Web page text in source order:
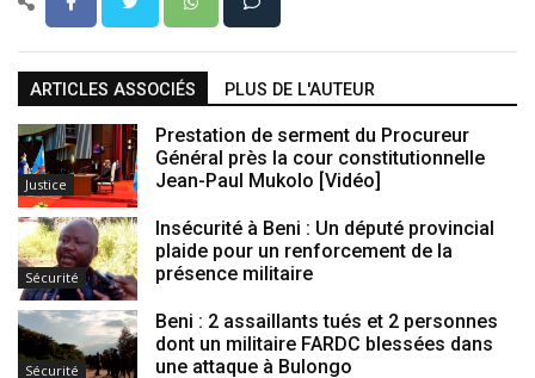
ARTICLES ASSOCIÉS PLUS DE L'AUTEUR
Justice
Prestation de serment du Procureur
Général près la cour constitutionnelle
Jean-Paul Mukolo [Vidéo]
Sécurité
Insécurité à Beni : Un député provincial
plaide pour un renforcement de la
présence militaire
Sécurité
Beni : 2 assaillants tués et 2 personnes
dont un militaire FARDC blessées dans
une attaque à Bulongo